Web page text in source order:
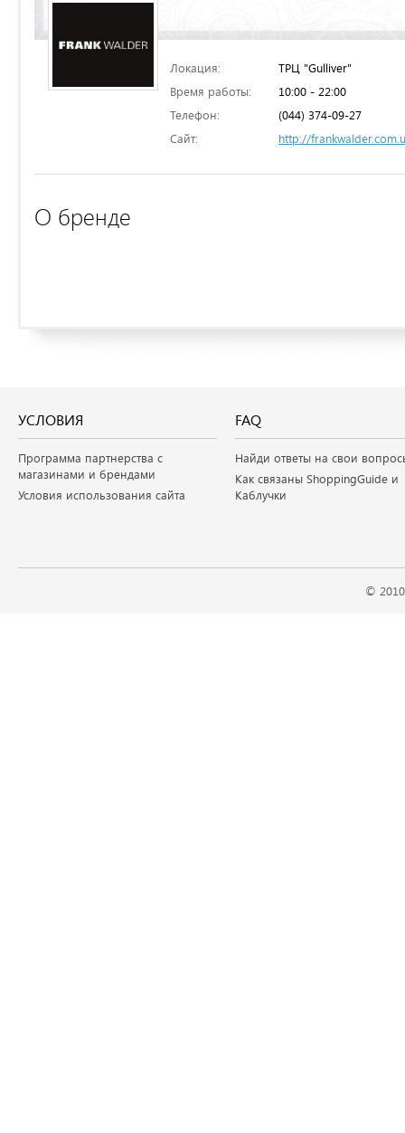
Локация:
ТРЦ "Gulliver"
Время работы:
10:00 - 22:00
Телефон:
(044) 374-09-27
Сайт:
http://
О бренде
УСЛОВИЯ
Программа партнерства с
магазинами и брендами
Условия использования сайта
FAQ
Найди ответы на свои
Как связаны ShoppingGuide и
Каблучки
©